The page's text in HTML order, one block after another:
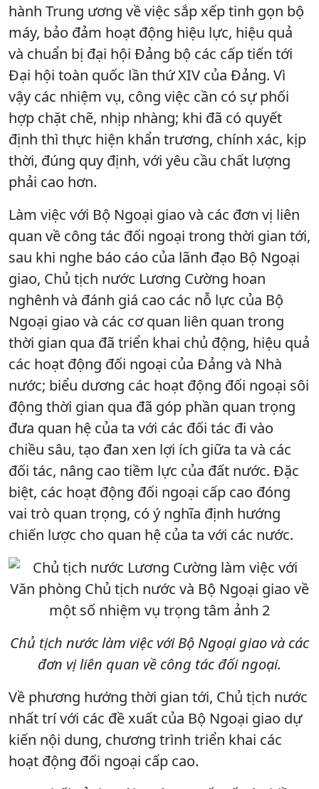
hành Trung ương về việc sắp xếp tinh gọn bộ
máy, bảo đảm hoạt động hiệu lực, hiệu quả
và chuẩn bị đại hội Đảng bộ các cấp tiến tới
Đại hội toàn quốc lần thứ XIV của Đảng. Vì
vậy các nhiệm vụ, công việc cần có sự phối
hợp chặt chẽ, nhịp nhàng; khi đã có quyết
định thì thực hiện khẩn trương, chính xác, kịp
thời, đúng quy định, với yêu cầu chất lượng
phải cao hơn.
Làm việc với Bộ Ngoại giao và các đơn vị liên
quan về công tác đối ngoại trong thời gian tới,
sau khi nghe báo cáo của lãnh đạo Bộ Ngoại
giao, Chủ tịch nước Lương Cường hoan
nghênh và đánh giá cao các nỗ lực của Bộ
Ngoại giao và các cơ quan liên quan trong
thời gian qua đã triển khai chủ động, hiệu quả
các hoạt động đối ngoại của Đảng và Nhà
nước; biểu dương các hoạt động đối ngoại sôi
động thời gian qua đã góp phần quan trọng
đưa quan hệ của ta với các đối tác đi vào
chiều sâu, tạo đan xen lợi ích giữa ta và các
đối tác, nâng cao tiềm lực của đất nước. Đặc
biệt, các hoạt động đối ngoại cấp cao đóng
vai trò quan trọng, có ý nghĩa định hướng
chiến lược cho quan hệ của ta với các nước.
Chủ tịch nước làm việc với Bộ Ngoại giao và các
đơn vị liên quan về công tác đối ngoại.
Về phương hướng thời gian tới, Chủ tịch nước
nhất trí với các đề xuất của Bộ Ngoại giao dự
kiến nội dung, chương trình triển khai các
hoạt động đối ngoại cấp cao.